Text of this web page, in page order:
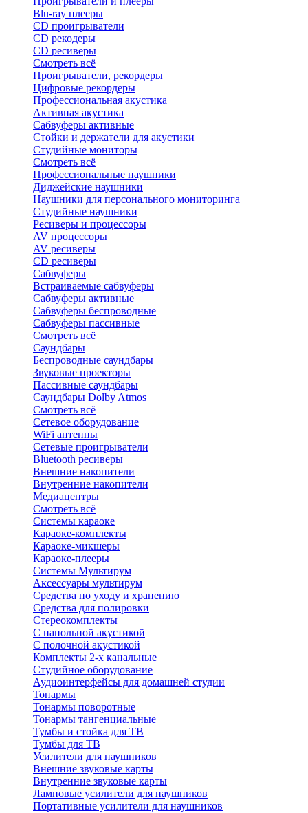
Blu-ray плееры
CD проигрыватели
CD рекодеры
CD ресиверы
Смотреть всё
Проигрыватели, рекордеры
Цифровые рекордеры
Профессиональная акустика
Активная акустика
Сабвуферы активные
Стойки и держатели для акустики
Студийные мониторы
Смотреть всё
Профессиональные наушники
Диджейские наушники
Наушники для персонального мониторинга
Студийные наушники
Ресиверы и процессоры
AV процессоры
AV ресиверы
CD ресиверы
Сабвуферы
Встраиваемые сабвуферы
Сабвуферы активные
Сабвуферы беспроводные
Сабвуферы пассивные
Смотреть всё
Саундбары
Беспроводные саундбары
Звуковые проекторы
Пассивные саундбары
Саундбары Dolby Atmos
Смотреть всё
Сетевое оборудование
WiFi антенны
Сетевые проигрыватели
Bluetooth ресиверы
Внешние накопители
Внутренние накопители
Медиацентры
Смотреть всё
Системы караоке
Караоке-комплекты
Караоке-микшеры
Караоке-плееры
Системы Мультирум
Аксессуары мультирум
Средства по уходу и хранению
Средства для полировки
Стереокомплекты
C напольной акустикой
C полочной акустикой
Комплекты 2-х канальные
Студийное оборудование
Аудиоинтерфейсы для домашней студии
Тонармы
Тонармы поворотные
Тонармы тангенциальные
Тумбы и стойка для ТВ
Тумбы для ТВ
Усилители для наушников
Внешние звуковые карты
Внутренние звуковые карты
Ламповые усилители для наушников
Портативные усилители для наушников